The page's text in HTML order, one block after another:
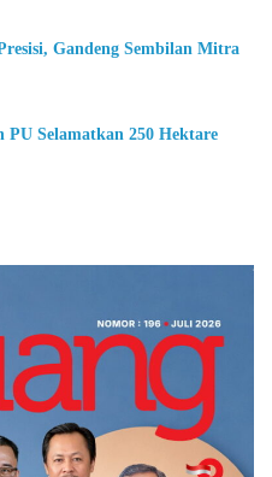
Gandeng Sembilan Mitra
PU Selamatkan 250 Hektare